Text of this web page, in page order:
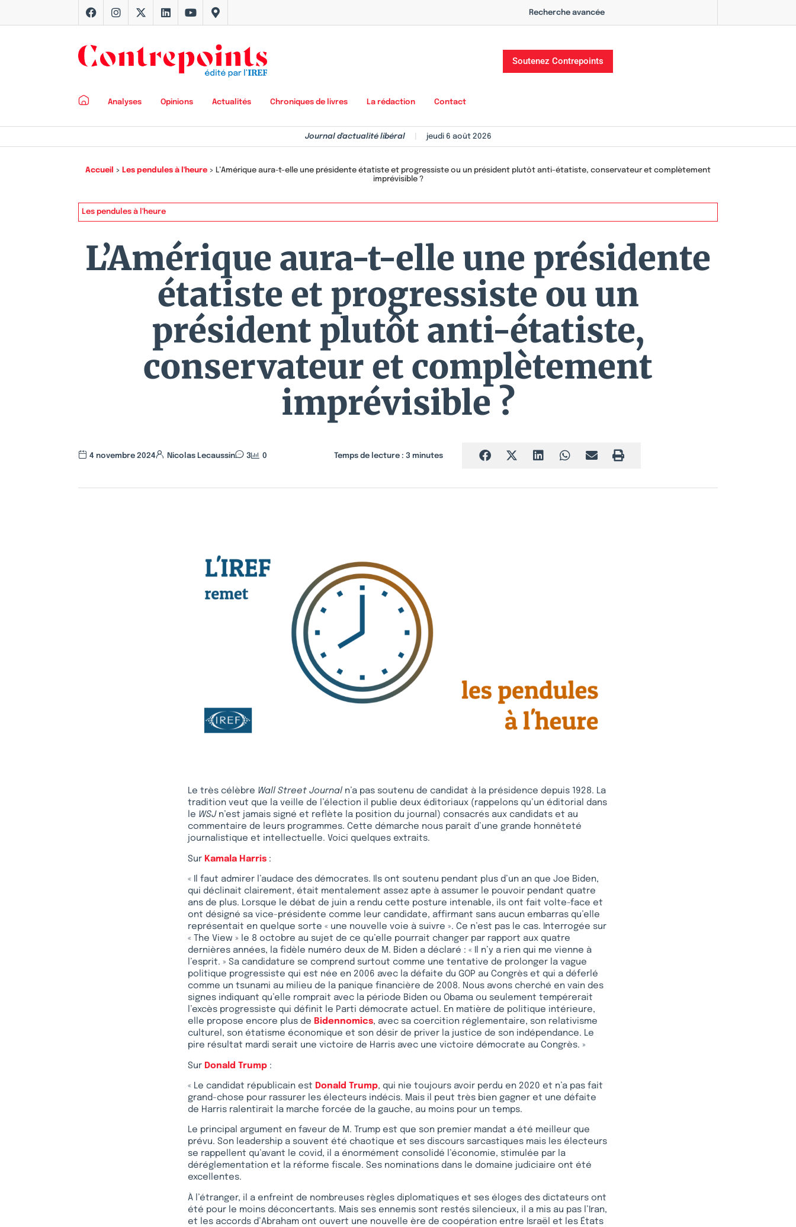
Recherche avancée
Soutenez Contrepoints
Analyses Opinions Actualités Chroniques de livres La rédaction Contact
Journal d'actualité libéral jeudi 6 août 2026
Accueil > Les pendules à l'heure > L’Amérique aura-t-elle une présidente étatiste et progressiste ou un président plutôt anti-étatiste, conservateur et complètement
imprévisible ?
Les pendules à l'heure
L’Amérique aura-t-elle une présidente
étatiste et progressiste ou un
président plutôt anti-étatiste,
conservateur et complètement
imprévisible ?
4 novembre 2024 Nicolas Lecaussin 3 0 Temps de lecture : 3 minutes
Le très célèbre Wall Street Journal n’a pas soutenu de candidat à la présidence depuis 1928. La
tradition veut que la veille de l’élection il publie deux éditoriaux (rappelons qu’un éditorial dans
le WSJ n’est jamais signé et reflète la position du journal) consacrés aux candidats et au
commentaire de leurs programmes. Cette démarche nous paraît d’une grande honnêteté
journalistique et intellectuelle. Voici quelques extraits.
Sur Kamala Harris :
« Il faut admirer l’audace des démocrates. Ils ont soutenu pendant plus d’un an que Joe Biden,
qui déclinait clairement, était mentalement assez apte à assumer le pouvoir pendant quatre
ans de plus. Lorsque le débat de juin a rendu cette posture intenable, ils ont fait volte-face et
ont désigné sa vice-présidente comme leur candidate, affirmant sans aucun embarras qu’elle
représentait en quelque sorte « une nouvelle voie à suivre ». Ce n’est pas le cas. Interrogée sur
« The View » le 8 octobre au sujet de ce qu’elle pourrait changer par rapport aux quatre
dernières années, la fidèle numéro deux de M. Biden a déclaré : « Il n’y a rien qui me vienne à
l’esprit. » Sa candidature se comprend surtout comme une tentative de prolonger la vague
politique progressiste qui est née en 2006 avec la défaite du GOP au Congrès et qui a déferlé
comme un tsunami au milieu de la panique financière de 2008. Nous avons cherché en vain des
signes indiquant qu’elle romprait avec la période Biden ou Obama ou seulement tempérerait
l’excès progressiste qui définit le Parti démocrate actuel. En matière de politique intérieure,
elle propose encore plus de Bidennomics, avec sa coercition réglementaire, son relativisme
culturel, son étatisme économique et son désir de priver la justice de son indépendance. Le
pire résultat mardi serait une victoire de Harris avec une victoire démocrate au Congrès. »
Sur Donald Trump :
« Le candidat républicain est Donald Trump, qui nie toujours avoir perdu en 2020 et n’a pas fait
grand-chose pour rassurer les électeurs indécis. Mais il peut très bien gagner et une défaite
de Harris ralentirait la marche forcée de la gauche, au moins pour un temps.
Le principal argument en faveur de M. Trump est que son premier mandat a été meilleur que
prévu. Son leadership a souvent été chaotique et ses discours sarcastiques mais les électeurs
se rappellent qu’avant le covid, il a énormément consolidé l’économie, stimulée par la
déréglementation et la réforme fiscale. Ses nominations dans le domaine judiciaire ont été
excellentes.
À l’étranger, il a enfreint de nombreuses règles diplomatiques et ses éloges des dictateurs ont
été pour le moins déconcertants. Mais ses ennemis sont restés silencieux, il a mis au pas l’Iran,
et les accords d’Abraham ont ouvert une nouvelle ère de coopération entre Israël et les États